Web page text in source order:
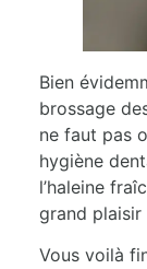
Bien
brossage
ne faut pas
hygiène
l’haleine
grand
Vous voilà